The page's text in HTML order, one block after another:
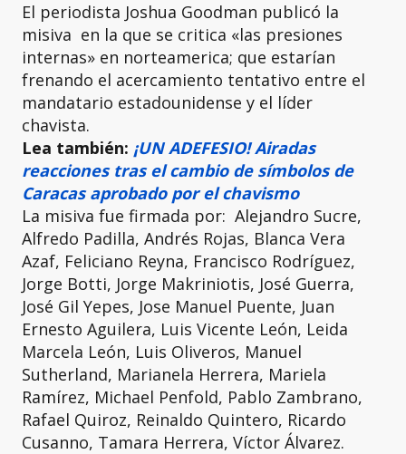
El periodista Joshua Goodman publicó la
misiva en la que se critica «las presiones
internas» en norteamerica; que estarían
frenando el acercamiento tentativo entre el
mandatario estadounidense y el líder
chavista.
Lea también: ¡UN ADEFESIO! Airadas
reacciones tras el cambio de símbolos de
Caracas aprobado por el chavismo
La misiva fue firmada por: Alejandro Sucre,
Alfredo Padilla, Andrés Rojas, Blanca Vera
Azaf, Feliciano Reyna, Francisco Rodríguez,
Jorge Botti, Jorge Makriniotis, José Guerra,
José Gil Yepes, Jose Manuel Puente, Juan
Ernesto Aguilera, Luis Vicente León, Leida
Marcela León, Luis Oliveros, Manuel
Sutherland, Marianela Herrera, Mariela
Ramírez, Michael Penfold, Pablo Zambrano,
Rafael Quiroz, Reinaldo Quintero, Ricardo
Cusanno, Tamara Herrera, Víctor Álvarez.